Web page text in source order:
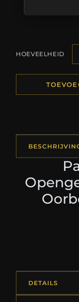
HOEVEELHEID
DETAILS